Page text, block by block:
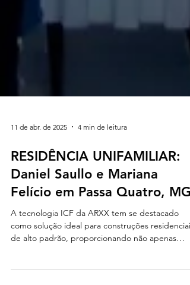
11 de abr. de 2025 4 min de leitura
RESIDÊNCIA UNIFAMILIAR:
Daniel Saullo e Mariana
Felício em Passa Quatro, MG
A tecnologia ICF da ARXX tem se destacado